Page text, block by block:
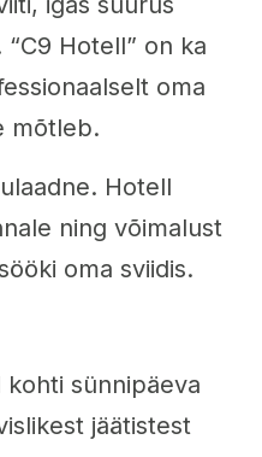
Hotell” on ka
oma
mõtleb.
Hotell
ning võimalust
oma sviidis.
kohti sünnipäeva
jäätistest